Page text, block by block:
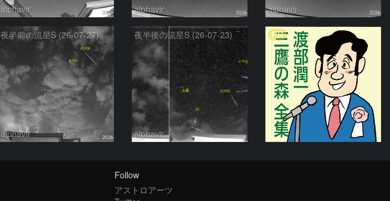
alphavir alphavir alphavir
夜半前の流星S (26-07-27)
alphavir
夜半後の流星S (26-07-23)
alphavir
PR
Follow
アストロアーツ